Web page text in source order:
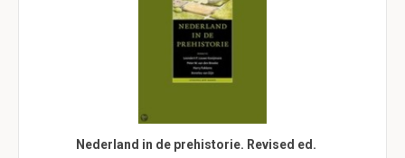
Nederland in de prehistorie. Revised ed.